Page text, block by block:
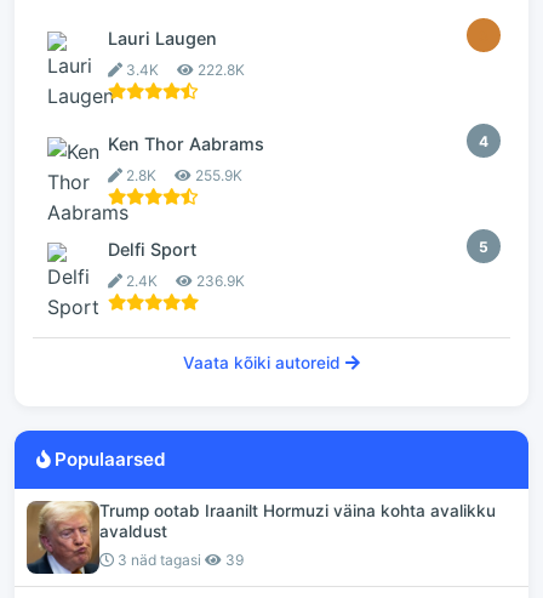
Lauri Laugen
3.4K 222.8K
4
Ken Thor Aabrams
2.8K 255.9K
5
Delfi Sport
2.4K 236.9K
Vaata kõiki autoreid
Populaarsed
Trump ootab Iraanilt Hormuzi väina kohta avalikku
avaldust
3 näd tagasi 39